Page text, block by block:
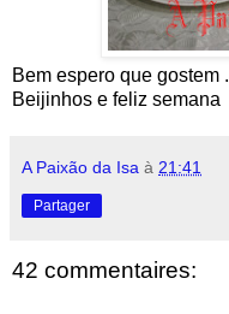
Bem espero que gostem .
Beijinhos e feliz semana
A Paixão da Isa à 21:41
Partager
42 commentaires: